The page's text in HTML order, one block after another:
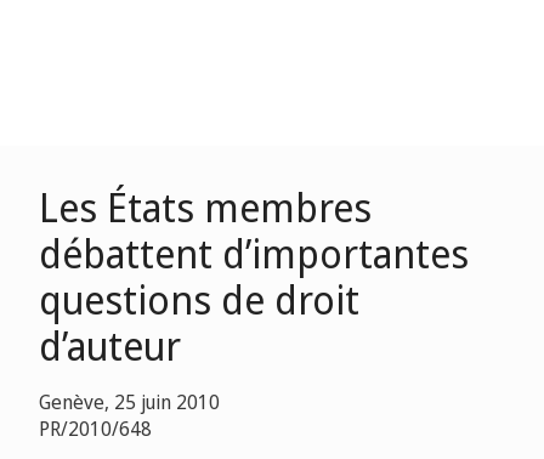
Les États membres
débattent d’importantes
questions de droit
d’auteur
Genève, 25 juin 2010
PR/2010/648